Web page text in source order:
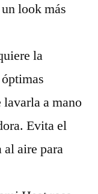
look más
la
a mano
Evita el
al aire para